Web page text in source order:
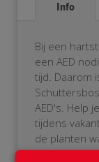
Info
Bij een
een AED
tijd. Daarom
AED's. Help
tijdens
de planten
toch ook bij